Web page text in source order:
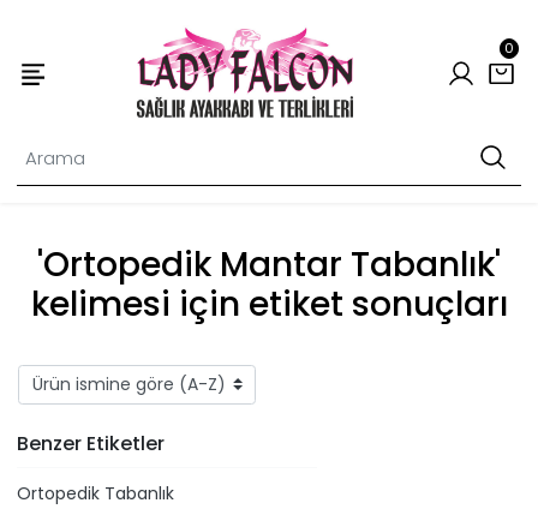
0
'Ortopedik Mantar Tabanlık'
kelimesi için etiket sonuçları
Benzer Etiketler
Ortopedik Tabanlık